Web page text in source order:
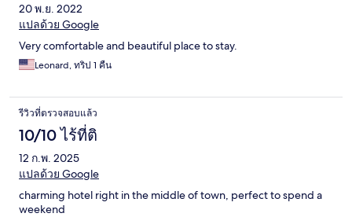
20 พ.ย. 2022
แปลด้วย Google
Very comfortable and beautiful place to stay.
Leonard, ทริป 1 คืน
รีวิวที่ตรวจสอบแล้ว
10/10 ไร้ที่ติ
12 ก.พ. 2025
แปลด้วย Google
charming hotel right in the middle of town, perfect to spend a
weekend